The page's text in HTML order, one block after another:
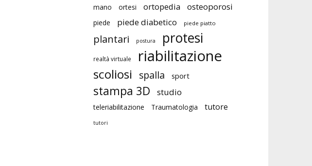
mano ortesi ortopedia osteoporosi
piede piede diabetico piede piatto
plantari postura protesi
realtà virtuale riabilitazione
scoliosi spalla sport
stampa 3D studio
teleriabilitazione Traumatologia tutore
tutori